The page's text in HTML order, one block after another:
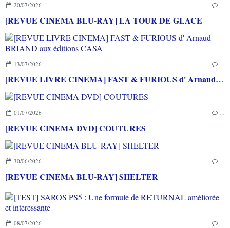
20/07/2026 …
[REVUE CINEMA BLU-RAY] LA TOUR DE GLACE
13/07/2026 …
[REVUE LIVRE CINEMA] FAST & FURIOUS d' Arnaud BRIAND aux éditions CASA
01/07/2026 …
[REVUE CINEMA DVD] COUTURES
30/06/2026 …
[REVUE CINEMA BLU-RAY] SHELTER
08/07/2026 …